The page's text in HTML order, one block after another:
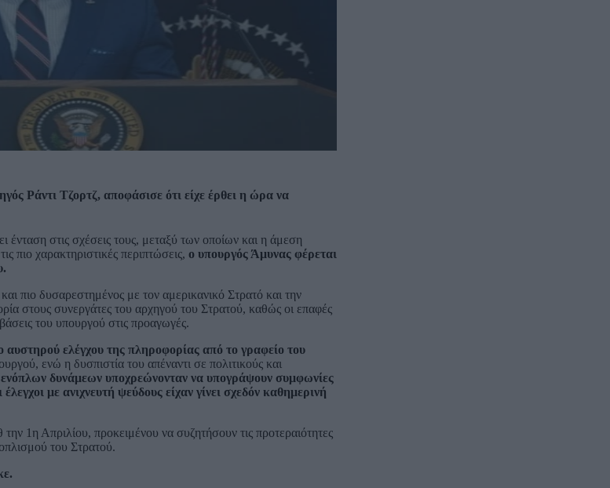
Ράντι Τζορτζ, αποφάσισε ότι είχε έρθει η ώρα να
στις σχέσεις τους, μεταξύ των οποίων και η άμεση
πιο χαρακτηριστικές περιπτώσεις, ο υπουργός Άμυνας φέρεται
πιο δυσαρεστημένος με τον αμερικανικό Στρατό και την
στους συνεργάτες του αρχηγού του Στρατού, καθώς οι επαφές
του υπουργού στις προαγωγές.
αυστηρού ελέγχου της πληροφορίας από το γραφείο του
ενώ η δυσπιστία του απέναντι σε πολιτικούς και
δυνάμεων υποχρεώνονταν να υπογράψουν συμφωνίες
με ανιχνευτή ψεύδους είχαν γίνει σχεδόν καθημερινή
1η Απριλίου, προκειμένου να συζητήσουν τις προτεραιότητες
του Στρατού.